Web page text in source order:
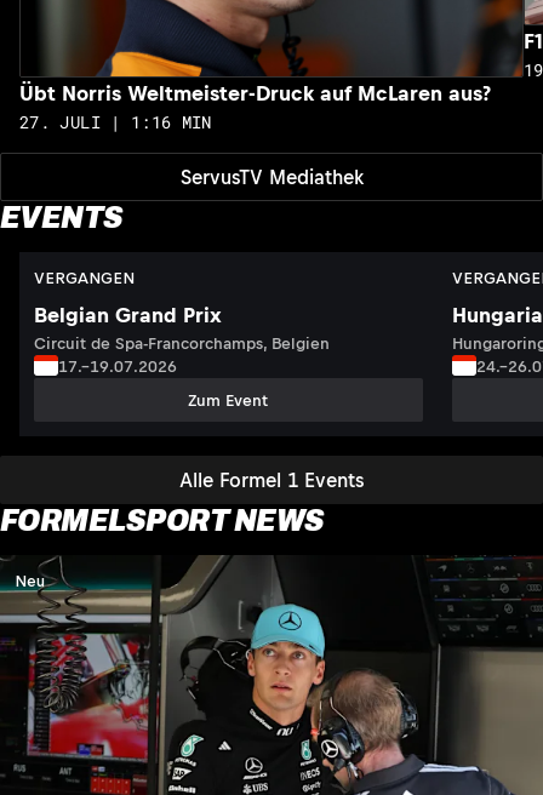
ServusTV Mediathek
Übt Norris Weltmeister-Druck auf McLaren aus?
27. JULI | 1:16 MIN
EVENTS
Alle Formel 1 Events
VERGANGEN
Belgian Grand Prix
Circuit de Spa-Francorchamps, Belgien
17.–19.07.2026
Zum Event
FORMELSPORT NEWS
Neu